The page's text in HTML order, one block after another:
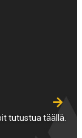
tutustua täällä.